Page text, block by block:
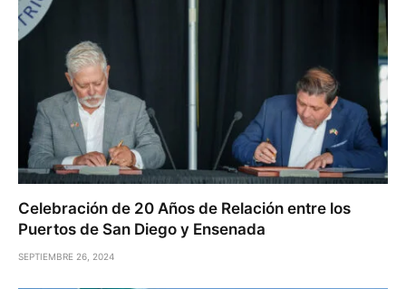
Celebración de 20 Años de Relación entre los
Puertos de San Diego y Ensenada
SEPTIEMBRE 26, 2024